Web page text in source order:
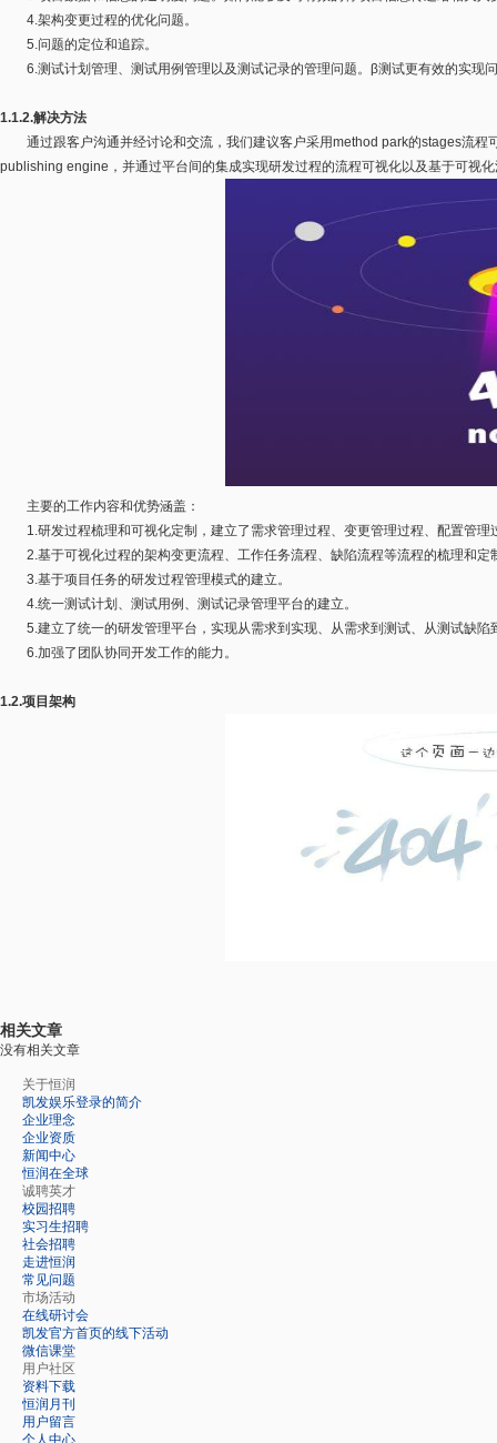
4.架构变更过程的优化问题。
5.问题的定位和追踪。
6.测试计划管理、测试用例管理以及测试记录的管理问题。β测试更有效的实现
1.1.2.解决方法
通过跟客户沟通并经讨论和交流，我们建议客户采用method park的stages流程
publishing engine，并通过平台间的集成实现研发过程的流程可视化以及基于可视
主要的工作内容和优势涵盖：
1.研发过程梳理和可视化定制，建立了需求管理过程、变更管理过程、配置管理
2.基于可视化过程的架构变更流程、工作任务流程、缺陷流程等流程的梳理和定
3.基于项目任务的研发过程管理模式的建立。
4.统一测试计划、测试用例、测试记录管理平台的建立。
5.建立了统一的研发管理平台，实现从需求到实现、从需求到测试、从测试缺陷
6.加强了团队协同开发工作的能力。
1.2.项目架构
相关文章
没有相关文章
关于恒润
凯发娱乐登录的简介
企业理念
企业资质
新闻中心
恒润在全球
诚聘英才
校园招聘
实习生招聘
社会招聘
走进恒润
常见问题
市场活动
在线研讨会
凯发官方首页的线下活动
微信课堂
用户社区
资料下载
恒润月刊
用户留言
个人中心